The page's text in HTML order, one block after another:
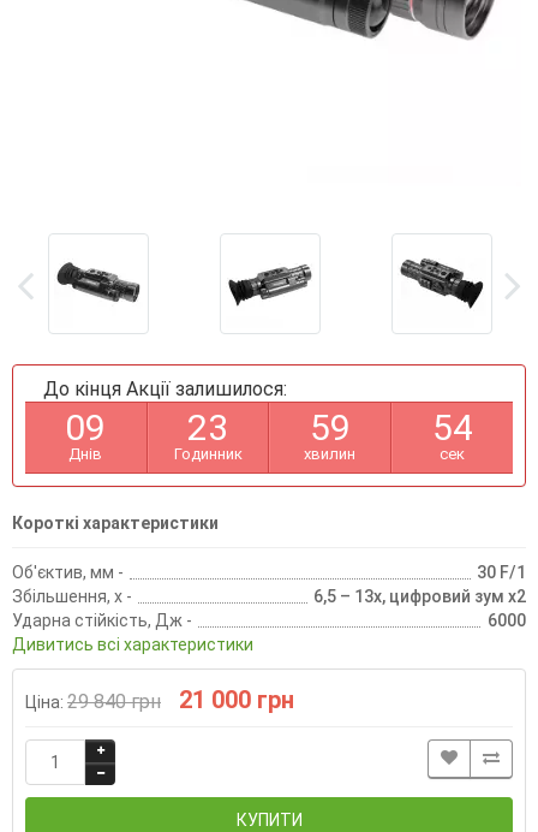
До кінця Акції залишилося:
09
Днів
23
Годинник
59
хвилин
54
сек
Короткі характеристики
Об'єктив, мм -
30 F/1
Збільшення, х -
6,5 – 13х, цифровий зум х2
Ударна стійкість, Дж -
6000
Дивитись всі характеристики
Ціна: 29 840 грн 21 000 грн
КУПИТИ